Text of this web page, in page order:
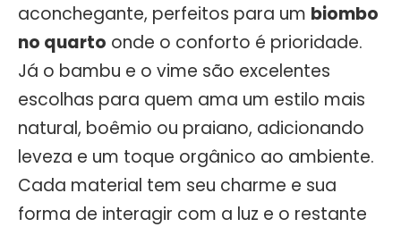
aconchegante, perfeitos para um biombo
no quarto onde o conforto é prioridade.
Já o bambu e o vime são excelentes
escolhas para quem ama um estilo mais
natural, boêmio ou praiano, adicionando
leveza e um toque orgânico ao ambiente.
Cada material tem seu charme e sua
forma de interagir com a luz e o restante